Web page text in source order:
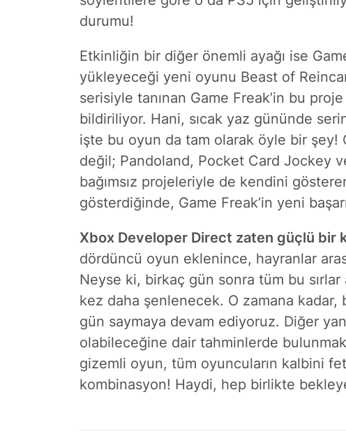
durumu!
Etkinliğin bir diğer önemli ayağı ise
yükleyeceği yeni oyunu Beast of
serisiyle tanınan Game Freak’in bu proje
bildiriliyor. Hani, sıcak yaz gününde
işte bu oyun da tam olarak öyle bir şey!
değil; Pandoland, Pocket Card Jockey
bağımsız projeleriyle de kendini
gösterdiğinde, Game Freak’in yeni
Xbox Developer Direct zaten güçlü bir
dördüncü oyun eklenince, hayranlar
Neyse ki, birkaç gün sonra tüm bu
kez daha şenlenecek. O zamana kadar,
gün saymaya devam ediyoruz. Diğer
olabileceğine dair tahminlerde
gizemli oyun, tüm oyuncuların kalbini
kombinasyon! Haydi, hep birlikte